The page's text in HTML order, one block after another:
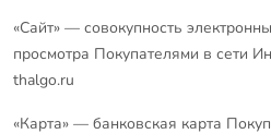
«Сайт» — совокупность
просмотра Покупателями в сети
thalgo.ru
«Карта» — банковская карта